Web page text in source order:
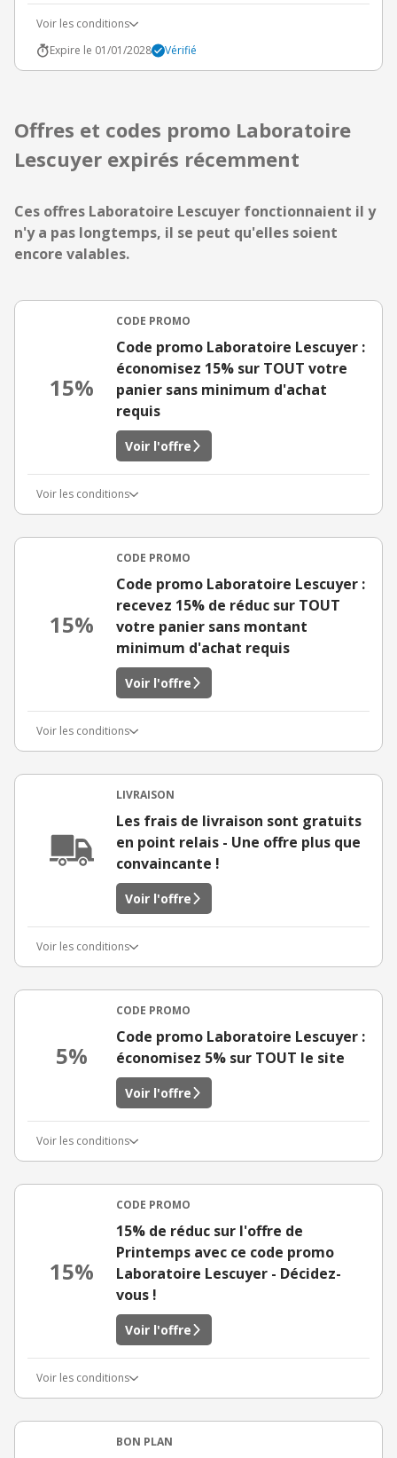
Voir les conditions
Expire le 01/01/2028
Vérifié
Offres et codes promo Laboratoire
Lescuyer expirés récemment
Ces offres Laboratoire Lescuyer fonctionnaient il y
n'y a pas longtemps, il se peut qu'elles soient
encore valables.
15%
CODE PROMO
Code promo Laboratoire Lescuyer :
économisez 15% sur TOUT votre
panier sans minimum d'achat
requis
Voir l'offre
Voir les conditions
15%
CODE PROMO
Code promo Laboratoire Lescuyer :
recevez 15% de réduc sur TOUT
votre panier sans montant
minimum d'achat requis
Voir l'offre
Voir les conditions
LIVRAISON
Les frais de livraison sont gratuits
en point relais - Une offre plus que
convaincante !
Voir l'offre
Voir les conditions
5%
CODE PROMO
Code promo Laboratoire Lescuyer :
économisez 5% sur TOUT le site
Voir l'offre
Voir les conditions
15%
CODE PROMO
15% de réduc sur l'offre de
Printemps avec ce code promo
Laboratoire Lescuyer - Décidez-
vous !
Voir l'offre
Voir les conditions
BON PLAN